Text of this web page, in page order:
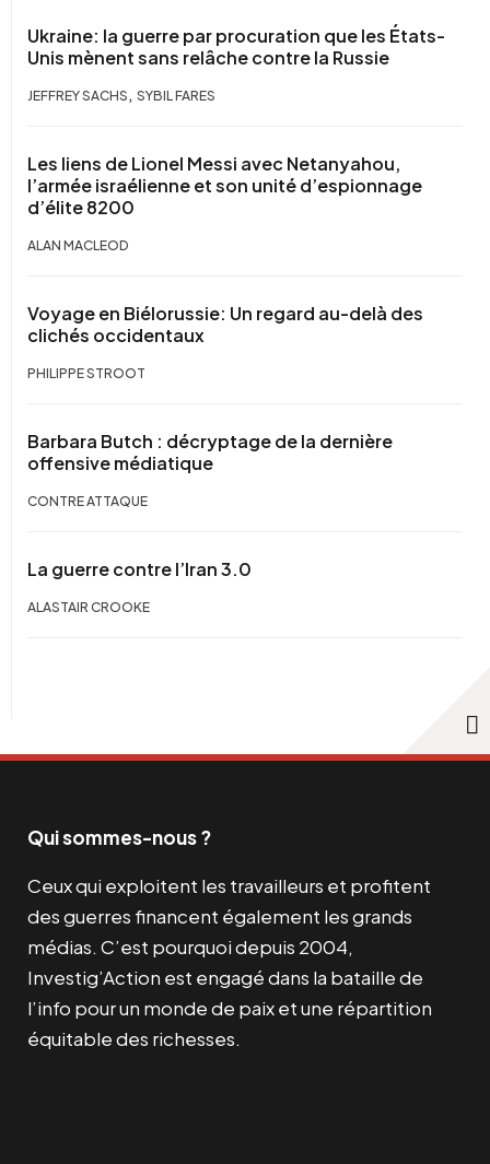
Ukraine: la guerre par procuration que les États-
Unis mènent sans relâche contre la Russie
JEFFREY SACHS , SYBIL FARES
Les liens de Lionel Messi avec Netanyahou,
l’armée israélienne et son unité d’espionnage
d’élite 8200
ALAN MACLEOD
Voyage en Biélorussie: Un regard au-delà des
clichés occidentaux
PHILIPPE STROOT
Barbara Butch : décryptage de la dernière
offensive médiatique
CONTRE ATTAQUE
La guerre contre l’Iran 3.0
ALASTAIR CROOKE
Qui sommes-nous ?
Ceux qui exploitent les travailleurs et profitent
des guerres financent également les grands
médias. C’est pourquoi depuis 2004,
Investig’Action est engagé dans la bataille de
l’info pour un monde de paix et une répartition
équitable des richesses.